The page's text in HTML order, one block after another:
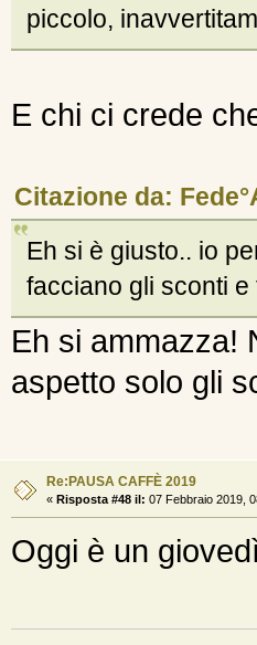
piccolo,
E chi ci crede
Citazione da:
Eh si è giusto.. io
facciano gli sconti
Eh si ammazza!
aspetto solo gli
Re:PAUSA CAFFÈ 2019
« Risposta #48 il: 07 Febbraio 2019,
Oggi è un